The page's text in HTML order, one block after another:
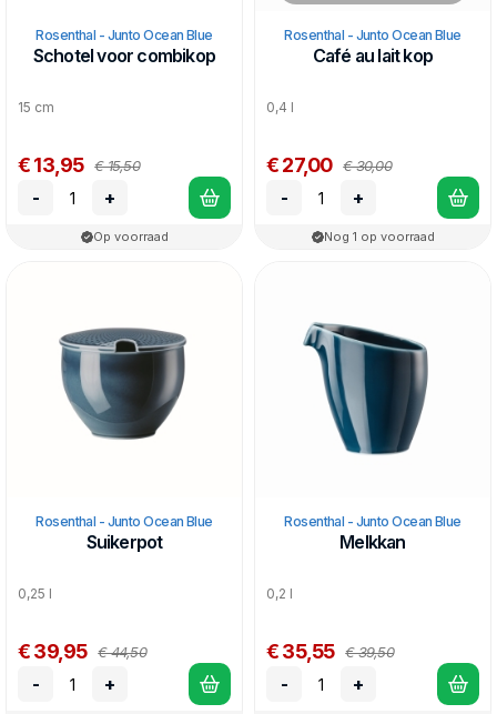
Rosenthal - Junto Ocean Blue
Schotel voor combikop
15 cm
€ 13,95 € 15,50
- +
Op voorraad
Rosenthal - Junto Ocean Blue
Café au lait kop
0,4 l
€ 27,00 € 30,00
- +
Nog 1 op voorraad
Rosenthal - Junto Ocean Blue
Suikerpot
0,25 l
€ 39,95 € 44,50
- +
Rosenthal - Junto Ocean Blue
Melkkan
0,2 l
€ 35,55 € 39,50
- +